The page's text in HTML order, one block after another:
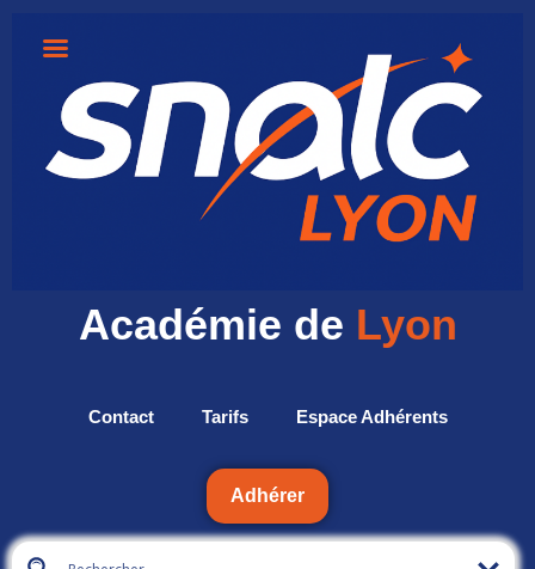
Académie de Lyon
Contact Tarifs Espace Adhérents
Adhérer